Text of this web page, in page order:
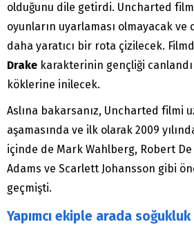
olduğunu dile getirdi. Uncharted
oyunların uyarlaması olmayacak
daha yaratıcı bir rota çizilecek.
Drake karakterinin gençliği
köklerine inilecek.
Aslına bakarsanız, Uncharted filmi
aşamasında ve ilk olarak 2009
içinde de Mark Wahlberg, Robert De
Adams ve Scarlett Johansson gibi
geçmişti.
Yapımcı ekiple arada soğukluk